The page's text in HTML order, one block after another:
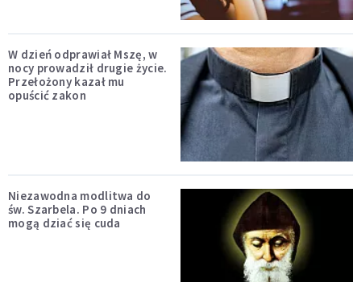
W dzień odprawiał Mszę, w
nocy prowadził drugie życie.
Przełożony kazał mu
opuścić zakon
Niezawodna modlitwa do
św. Szarbela. Po 9 dniach
mogą dziać się cuda